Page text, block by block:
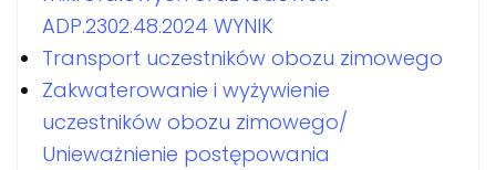
ADP.2302.48.2024 WYNIK
Transport uczestników obozu zimowego
Zakwaterowanie i wyżywienie
uczestników obozu zimowego/
Unieważnienie postępowania